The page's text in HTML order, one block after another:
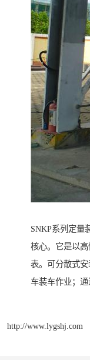
SNKP系列定量
核心。它是以
表。可分散式
车装车作业；通
http://www.lygshj.com